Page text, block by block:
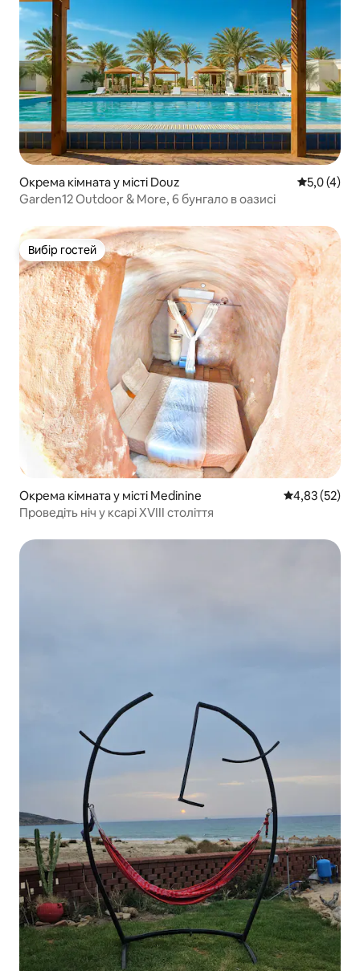
Окрема кімната у місті Douz Середня
5,0 (4)
Garden12 Outdoor & More, 6 бунгало в оазисі
Вибір гостей
Вибір гостей
Окрема кімната у місті Medinine Середня
4,83 (52)
Проведіть ніч у ксарі XVIII століття